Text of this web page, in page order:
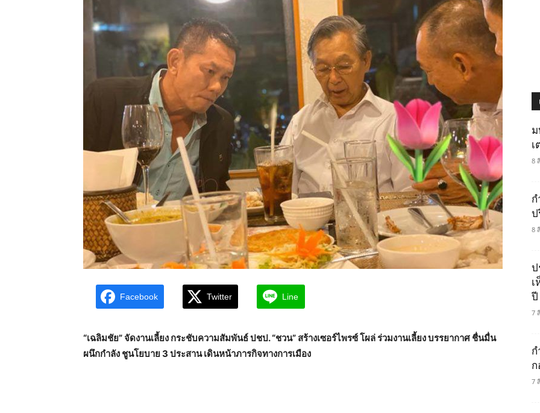
Facebook Twitter Line
“เฉลิมชัย” จัดงานเลี้ยง กระชับความสัมพันธ์ ปชป. “ชวน” สร้างเซอร์ไพรซ์ โผล่ ร่วมงานเลี้ยง บรรยากาศ ชื่นมื่น
ผนึกกำลัง ชูนโยบาย 3 ประสาน เดินหน้าภารกิจทางการเมือง
8
ป
8
ป
ปี
7
7